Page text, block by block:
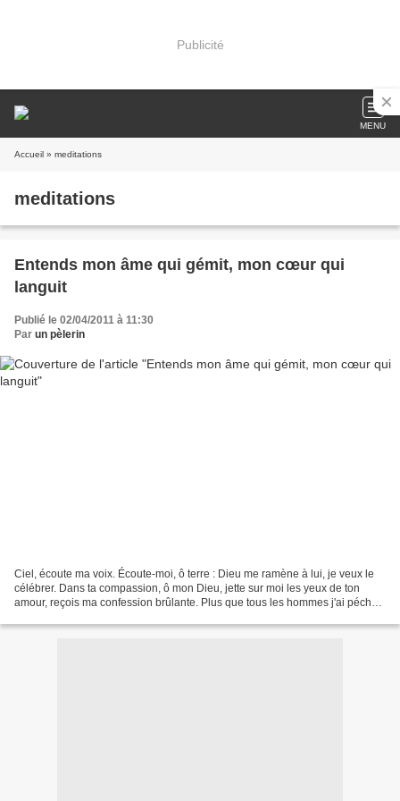
Publicité
MENU
Accueil » meditations
meditations
Entends mon âme qui gémit, mon cœur qui
languit
Publié le 02/04/2011 à 11:30
Par un pèlerin
Ciel, écoute ma voix. Écoute-moi, ô terre : Dieu me ramène à lui, je veux le
célébrer. Dans ta compassion, ô mon Dieu, jette sur moi les yeux de ton
amour, reçois ma confession brûlante. Plus que tous les hommes j'ai péché.